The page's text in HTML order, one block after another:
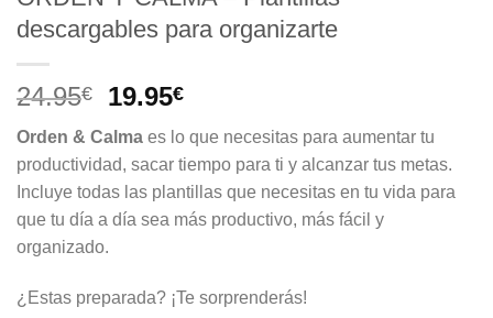
descargables para organizarte
24.95€
El
original
era:
24.95€.
19.95€El
actual
es:
19.95€.
Orden & Calma es lo que necesitas para aumentar tu
productividad, sacar tiempo para ti y alcanzar tus metas.
ncluye todas las plantillas que necesitas en tu vida para
que tu día a día sea más productivo, más fácil y
organizado.
¿Estas preparada? ¡Te sorprenderás!